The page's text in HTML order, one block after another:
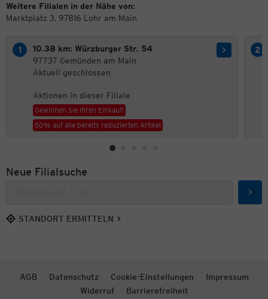
Weitere Filialen in der Nähe von:
Marktplatz 3, 97816 Lohr am Main
10.38 km: Würzburger Str. 54
97737 Gemünden am Main
Aktuell geschlossen
Aktionen in dieser Filiale
Gewinnen Sie Ihren Einkauf!
50% auf alle bereits reduzierten Artikel
Neue Filialsuche
STANDORT ERMITTELN
AGB Datenschutz Cookie-Einstellungen
Impressum
Widerruf
Barrierefreiheit